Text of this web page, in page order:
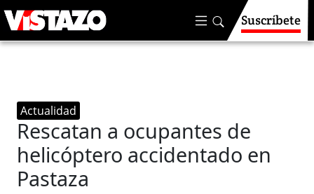
Suscríbete
Actualidad
Rescatan a ocupantes de
helicóptero accidentado en
Pastaza